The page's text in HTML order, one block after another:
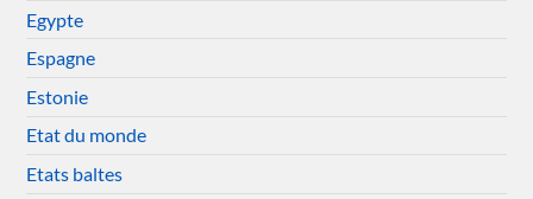
Egypte
Espagne
Estonie
Etat du monde
Etats baltes